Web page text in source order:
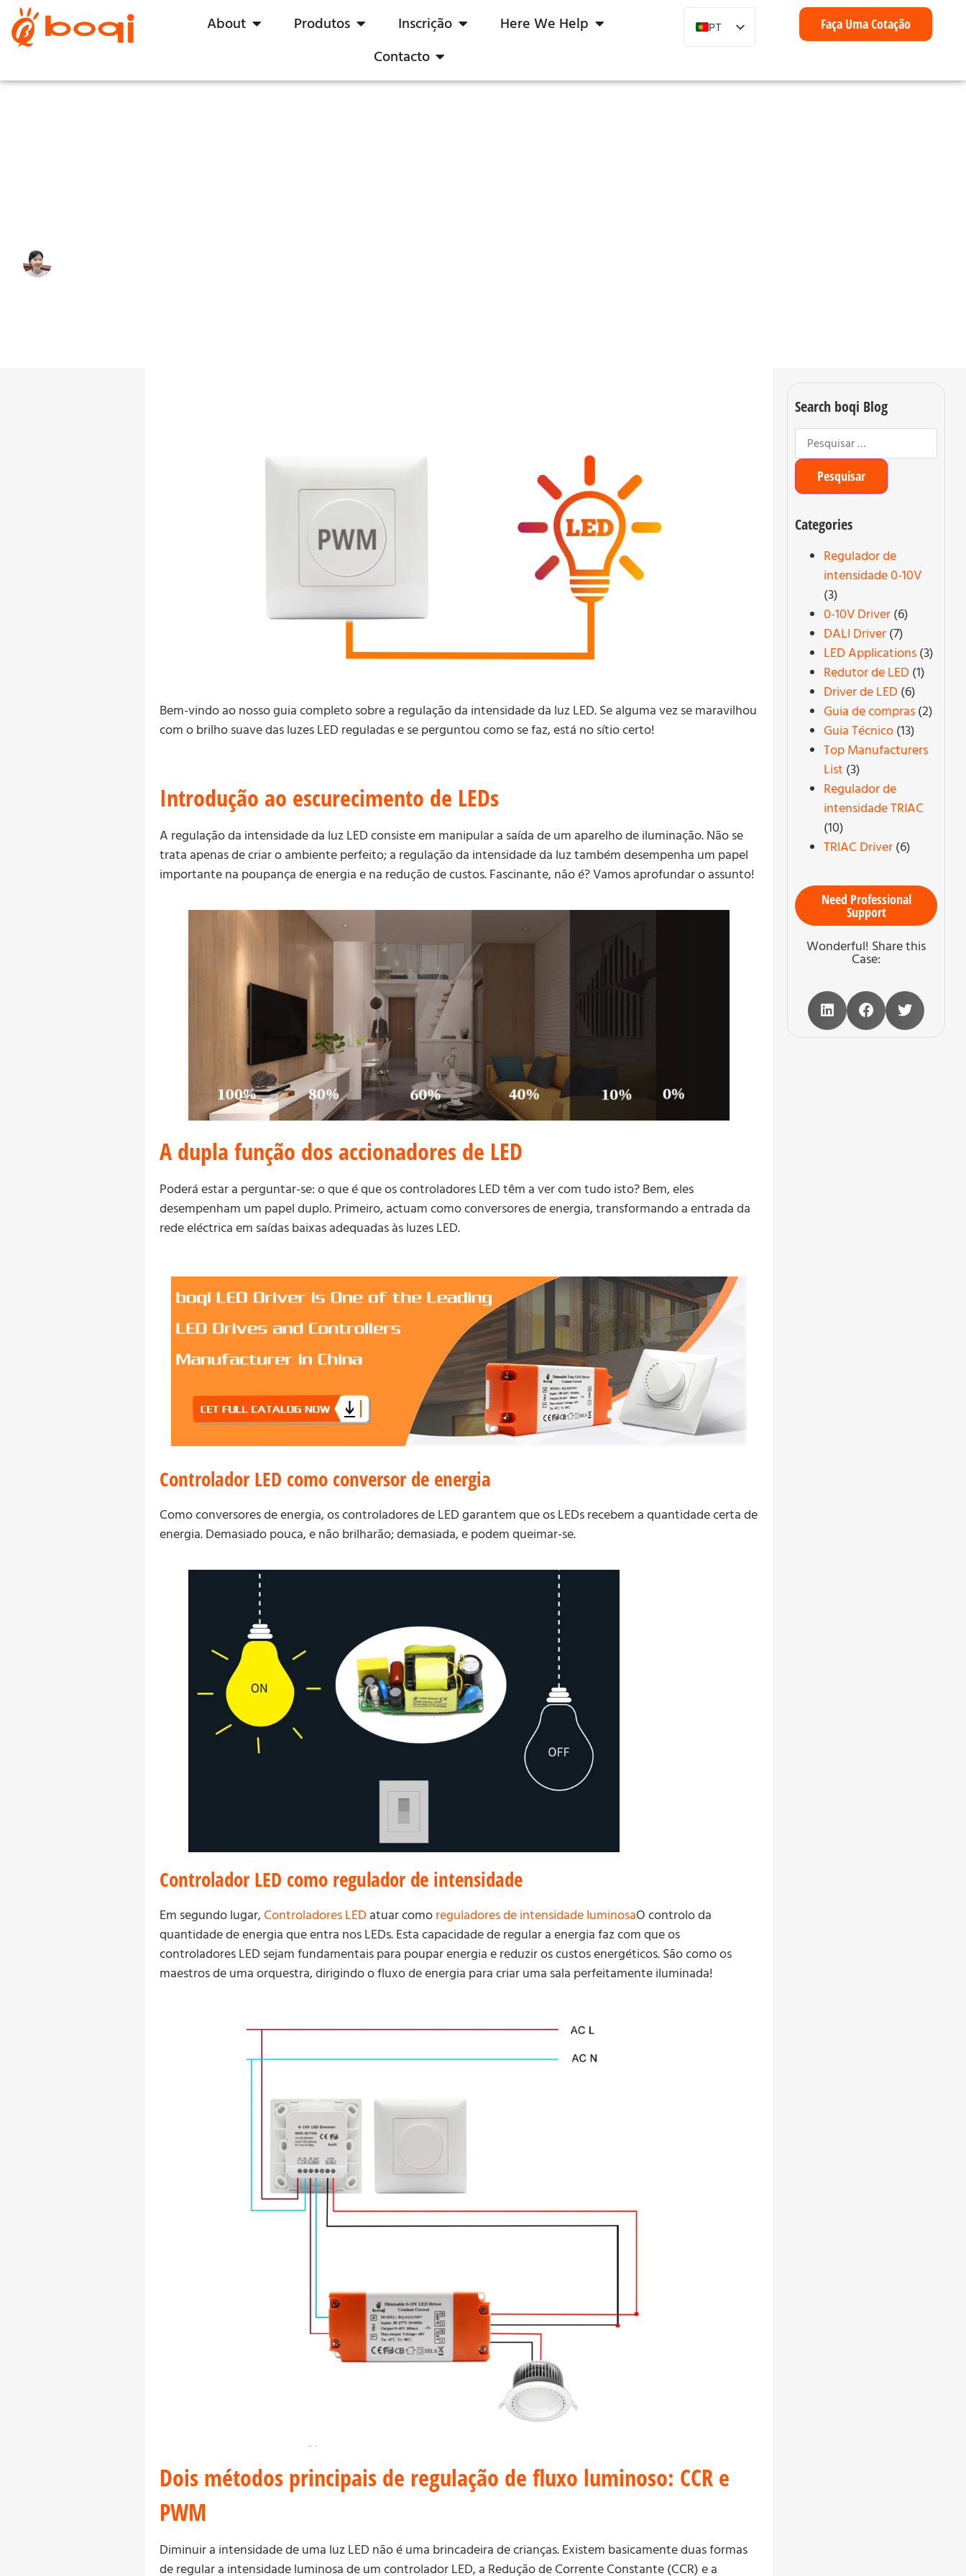
About Produtos Inscrição
Here We Help
Contacto
PT
EN
Faça Uma Cotação
Bem-vindo ao nosso guia completo sobre a regulação da intensidade da luz LED. Se alguma vez se maravilhou
com o brilho suave das luzes LED reguladas e se perguntou como se faz, está no sítio certo!
Introdução ao escurecimento de LEDs
A regulação da intensidade da luz LED consiste em manipular a saída de um aparelho de iluminação. Não se
trata apenas de criar o ambiente perfeito; a regulação da intensidade da luz também desempenha um papel
importante na poupança de energia e na redução de custos. Fascinante, não é? Vamos aprofundar o assunto!
A dupla função dos accionadores de LED
Poderá estar a perguntar-se: o que é que os controladores LED têm a ver com tudo isto? Bem, eles
desempenham um papel duplo. Primeiro, actuam como conversores de energia, transformando a entrada da
rede eléctrica em saídas baixas adequadas às luzes LED.
Controlador LED como conversor de energia
Como conversores de energia, os controladores de LED garantem que os LEDs recebem a quantidade certa de
energia. Demasiado pouca, e não brilharão; demasiada, e podem queimar-se.
Controlador LED como regulador de intensidade
Em segundo lugar,Controladores LED atuar como reguladores de intensidade luminosaO controlo da
quantidade de energia que entra nos LEDs. Esta capacidade de regular a energia faz com que os
controladores LED sejam fundamentais para poupar energia e reduzir os custos energéticos. São como os
maestros de uma orquestra, dirigindo o fluxo de energia para criar uma sala perfeitamente iluminada!
Dois métodos principais de regulação de fluxo luminoso: CCR e
PWM
Diminuir a intensidade de uma luz LED não é uma brincadeira de crianças. Existem basicamente duas formas
de regular a intensidade luminosa de um controlador LED, a Redução de Corrente Constante (CCR) e a
Search boqi Blog
Categories
Regulador de
intensidade 0-10V
(3)
0-10V Driver (6)
DALI Driver (7)
LED Applications (3)
Redutor de LED (1)
Driver de LED (6)
Guia de compras (2)
Guia Técnico (13)
Top Manufacturers
List (3)
Regulador de
intensidade TRIAC
(10)
TRIAC Driver (6)
Need Professional
Support
Wonderful! Share this
Case: